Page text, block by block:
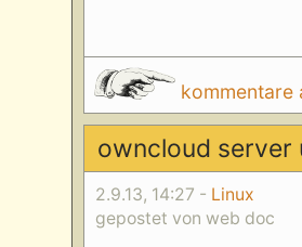
kommentare
owncloud server
2.9.13, 14:27 - Linux
gepostet von web doc